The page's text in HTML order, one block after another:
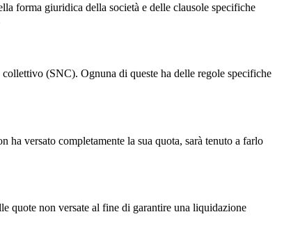
forma giuridica della società e delle clausole specifiche
(SNC). Ognuna di queste ha delle regole specifiche
versato completamente la sua quota, sarà tenuto a farlo
quote non versate al fine di garantire una liquidazione